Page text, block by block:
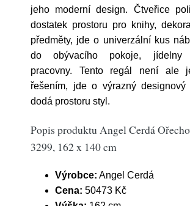
jeho moderní design. Čtveřice
dostatek prostoru pro knihy,
předměty, jde o univerzální kus
do obývacího pokoje,
pracovny. Tento regál není ale
řešením, jde o výrazný designový
dodá prostoru styl.
Popis produktu Angel Cerdá
3299, 162 x 140 cm
Výrobce: Angel Cerdá
Cena: 50473 Kč